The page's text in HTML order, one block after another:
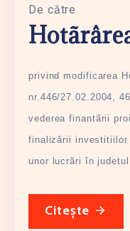
De către
privind modificarea
nr.446/27.02.2004,
vederea finantãrii
finalizãrii investitiilor
unor lucrãri în
Citește